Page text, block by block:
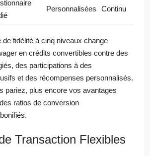
Personnalisées Continu
fidélité à cinq niveaux change
en crédits convertibles contre des
des participations à des
et des récompenses personnalisés.
pariez, plus encore vos avantages
ratios de conversion
Transaction Flexibles